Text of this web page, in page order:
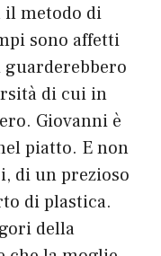
il metodo di
sono affetti
di cui in
Giovanni è
piatto. E non
di un prezioso
di plastica.
della